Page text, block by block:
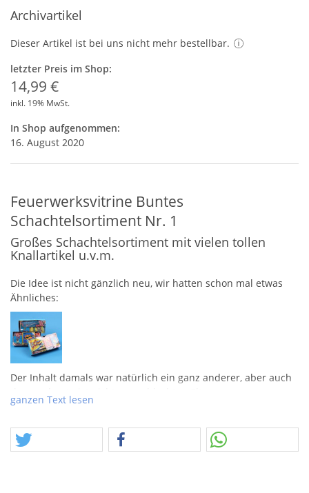
Archivartikel
Dieser Artikel ist bei uns nicht mehr bestellbar.
letzter Preis im Shop:
14,99 €
inkl. 19% MwSt.
In Shop aufgenommen:
16. August 2020
Feuerwerksvitrine Buntes
Schachtelsortiment Nr. 1
Großes Schachtelsortiment mit vielen tollen
Knallartikel u.v.m.
Die Idee ist nicht gänzlich neu, wir hatten schon mal etwas
Ähnliches:
Der Inhalt damals war natürlich ein ganz anderer, aber auch
Verpacken von Feuerwerk übrig bleiben. Ab und zu nutzen
wir sowas auch als Dämmstoff, doch gibt es ökologische
ganzen Text lesen